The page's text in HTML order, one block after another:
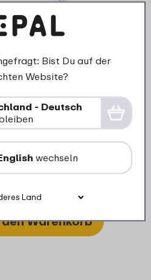
komplett
2250 ml -
den Warenkorb
Bist Du auf der
Website?
- Deutsch
wechseln